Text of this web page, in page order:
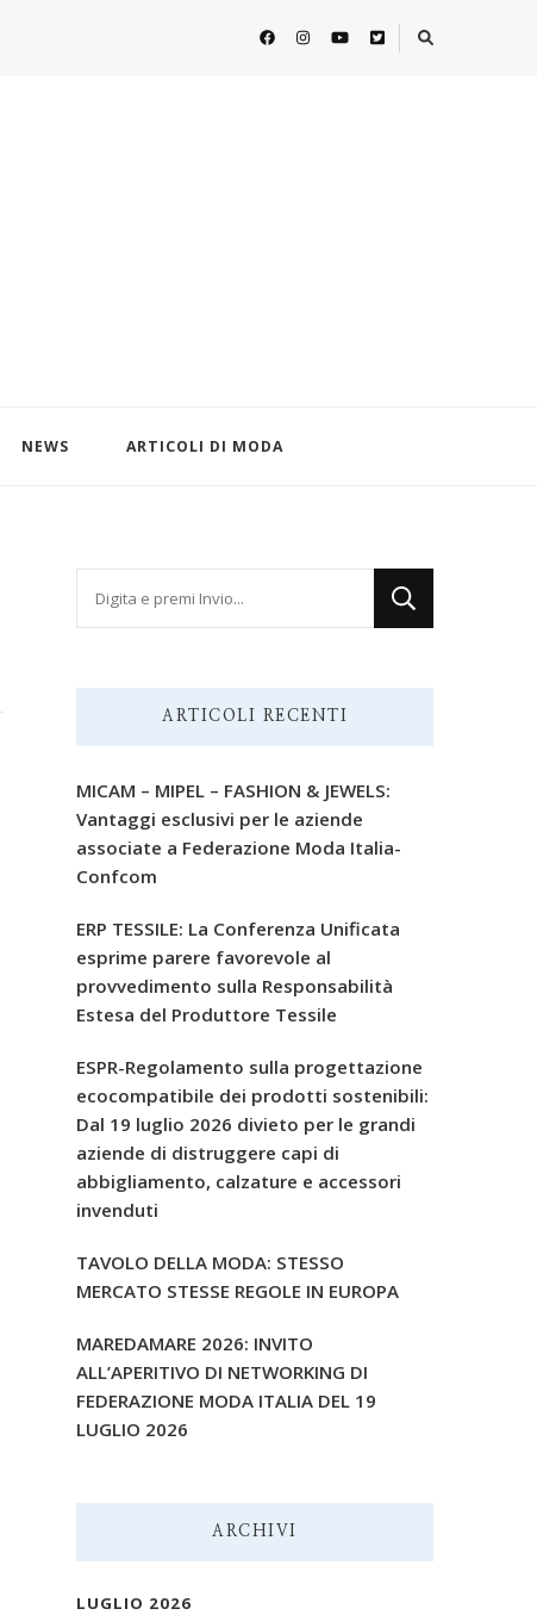
NEWS ARTICOLI DI MODA
ARTICOLI RECENTI
MICAM – MIPEL – FASHION & JEWELS:
Vantaggi esclusivi per le aziende
associate a Federazione Moda Italia-
Confcom
ERP TESSILE: La Conferenza Unificata
esprime parere favorevole al
provvedimento sulla Responsabilità
Estesa del Produttore Tessile
ESPR-Regolamento sulla progettazione
ecocompatibile dei prodotti sostenibili:
Dal 19 luglio 2026 divieto per le grandi
aziende di distruggere capi di
abbigliamento, calzature e accessori
invenduti
TAVOLO DELLA MODA: STESSO
MERCATO STESSE REGOLE IN EUROPA
MAREDAMARE 2026: INVITO
ALL’APERITIVO DI NETWORKING DI
FEDERAZIONE MODA ITALIA DEL 19
LUGLIO 2026
ARCHIVI
LUGLIO 2026